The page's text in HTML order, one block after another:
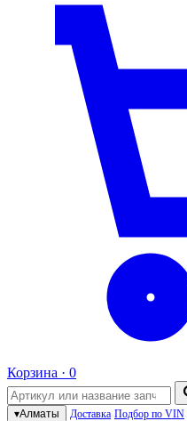
Корзина · 0
▾Алматы Доставка Подбор по VIN